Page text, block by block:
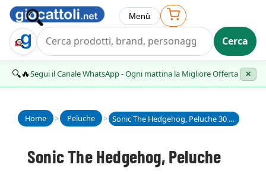
Trova Regalo Cerca
Menù
🔍🔥Segui il Canale WhatsApp - Ogni mattina la Migliore Offerta ✕
Home > Peluche > Sonic The Hedgehog, Peluche 30 cm - SEGA
Sonic The Hedgehog, Peluche